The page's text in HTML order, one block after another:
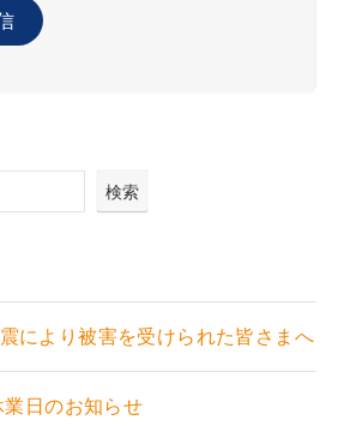
検索
により被害を受けられた皆さまへ
業日のお知らせ